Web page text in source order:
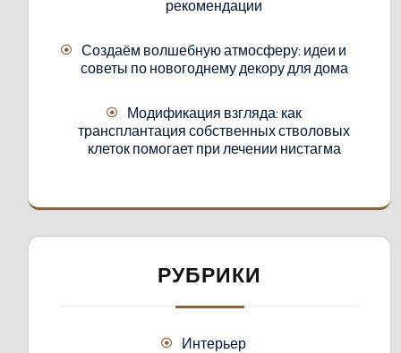
рекомендации
Создаём волшебную атмосферу: идеи и
советы по новогоднему декору для дома
Модификация взгляда: как
трансплантация собственных стволовых
клеток помогает при лечении нистагма
РУБРИКИ
Интерьер